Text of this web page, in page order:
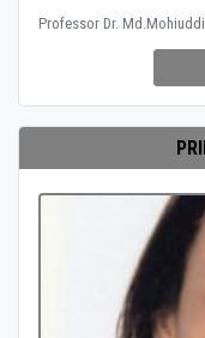
Professor Dr.